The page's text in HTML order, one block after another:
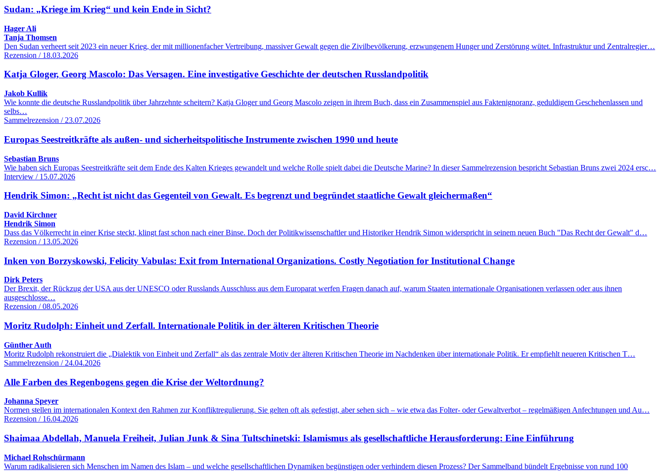
Sudan: „Kriege im Krieg“ und kein Ende in Sicht?
Hager Ali
Tanja Thomsen
Den Sudan verheert seit 2023 ein neuer Krieg, der mit millionenfacher Vertreibung, massiver Gewalt gegen die Zivilbevölkerung, erzwungenem Hunger und Zerstörung wütet. Infrastruktur und Zentralregier…
Rezension / 18.03.2026
Katja Gloger, Georg Mascolo: Das Versagen. Eine investigative Geschichte der deutschen Russlandpolitik
Jakob Kullik
Wie konnte die deutsche Russlandpolitik über Jahrzehnte scheitern? Katja Gloger und Georg Mascolo zeigen in ihrem Buch, dass ein Zusammenspiel aus Faktenignoranz, geduldigem Geschehenlassen und
selbs…
Sammelrezension / 23.07.2026
Europas Seestreitkräfte als außen- und sicherheitspolitische Instrumente zwischen 1990 und heute
Sebastian Bruns
Wie haben sich Europas Seestreitkräfte seit dem Ende des Kalten Krieges gewandelt und welche Rolle spielt dabei die Deutsche Marine? In dieser Sammelrezension bespricht Sebastian Bruns zwei 2024 ersc…
Interview / 15.07.2026
Hendrik Simon: „Recht ist nicht das Gegenteil von Gewalt. Es begrenzt und begründet staatliche Gewalt gleichermaßen“
David Kirchner
Hendrik Simon
Dass das Völkerrecht in einer Krise steckt, klingt fast schon nach einer Binse. Doch der Politikwissenschaftler und Historiker Hendrik Simon widerspricht in seinem neuen Buch "Das Recht der Gewalt" d…
Rezension / 13.05.2026
Inken von Borzyskowski, Felicity Vabulas: Exit from International Organizations. Costly Negotiation for Institutional Change
Dirk Peters
Der Brexit, der Rückzug der USA aus der UNESCO oder Russlands Ausschluss aus dem Europarat werfen Fragen danach auf, warum Staaten internationale Organisationen verlassen oder aus ihnen
ausgeschlosse…
Rezension / 08.05.2026
Moritz Rudolph: Einheit und Zerfall. Internationale Politik in der älteren Kritischen Theorie
Günther Auth
Moritz Rudolph rekonstruiert die „Dialektik von Einheit und Zerfall“ als das zentrale Motiv der älteren Kritischen Theorie im Nachdenken über internationale Politik. Er empfiehlt neueren Kritischen T…
Sammelrezension / 24.04.2026
Alle Farben des Regenbogens gegen die Krise der Weltordnung?
Johanna Speyer
Normen stellen im internationalen Kontext den Rahmen zur Konfliktregulierung. Sie gelten oft als gefestigt, aber sehen sich – wie etwa das Folter- oder Gewaltverbot – regelmäßigen Anfechtungen und Au…
Rezension / 16.04.2026
Shaimaa Abdellah, Manuela Freiheit, Julian Junk & Sina Tultschinetski: Islamismus als gesellschaftliche Herausforderung: Eine Einführung
Michael Rohschürmann
Warum radikalisieren sich Menschen im Namen des Islam – und welche gesellschaftlichen Dynamiken begünstigen oder verhindern diesen Prozess? Der Sammelband bündelt Ergebnisse von rund 100